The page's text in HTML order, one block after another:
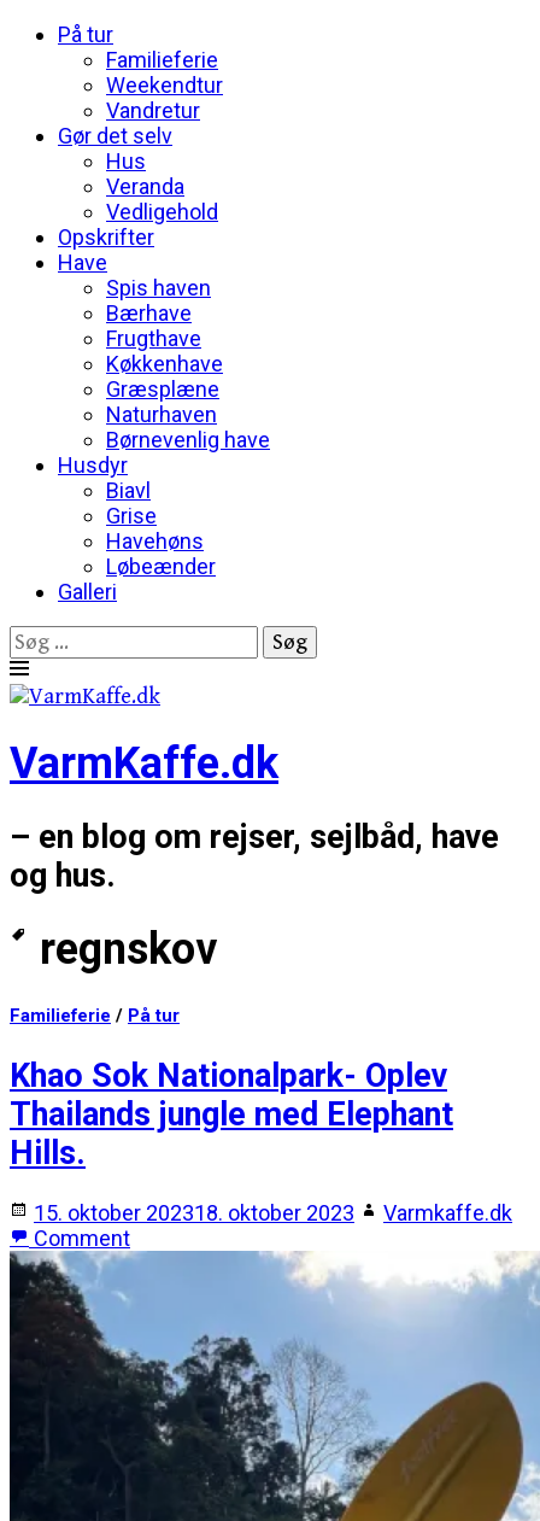
På tur
Familieferie
Weekendtur
Vandretur
Gør det selv
Hus
Veranda
Vedligehold
Opskrifter
Have
Spis haven
Bærhave
Frugthave
Køkkenhave
Græsplæne
Naturhaven
Børnevenlig have
Husdyr
Biavl
Grise
Havehøns
Løbeænder
Galleri
Søg
efter:
Skip
content
VarmKaffe.dk
– en blog om rejser, sejlbåd, have
og hus.
regnskov
Familieferie / På tur
Khao Sok Nationalpark- Oplev
Thailands jungle med Elephant
Hills.
15. oktober 202318. oktober 2023
Varmkaffe.dk
Comment